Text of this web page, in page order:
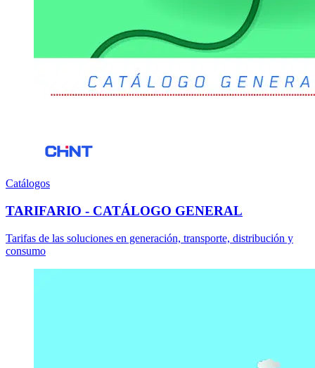
Catálogos
TARIFARIO - CATÁLOGO GENERAL
Tarifas de las soluciones en generación, transporte, distribución y
consumo